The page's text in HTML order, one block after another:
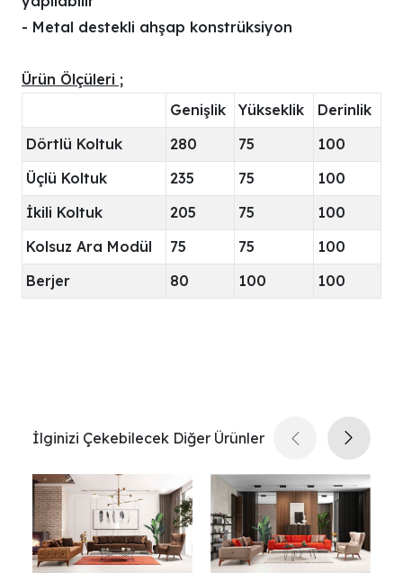
- Metal destekli ahşap konstrüksiyon
Ürün Ölçüleri ;
Genişlik
Yükseklik
Derinlik
Dörtlü Koltuk
280 75
100
Üçlü Koltuk
235 75
100
İkili Koltuk
205 75
100
Kolsuz Ara Modül
75 75
100
Berjer
80 100 100
İlginizi Çekebilecek Diğer Ürünler